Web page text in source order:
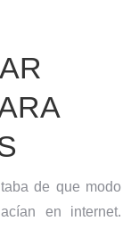
de que modo
en internet.